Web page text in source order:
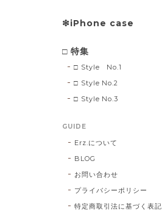
❇︎iPhone case
□ 特集
□ Style No.1
□ Style No.2
□ Style No.3
GUIDE
Erz.について
BLOG
お問い合わせ
プライバシーポリシー
特定商取引法に基づく表記